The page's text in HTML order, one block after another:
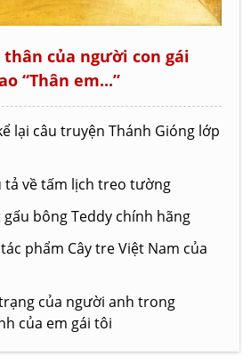
của người con gái
“Thân em...”
lại câu truyện Thánh Gióng lớp
tả về tấm lịch treo tường
bông Teddy chính hãng
phẩm Cây tre Việt Nam của
của người anh trong
của em gái tôi